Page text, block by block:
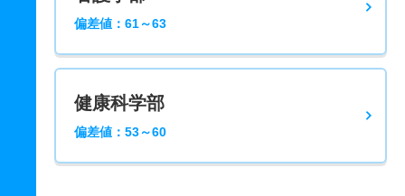
偏差値：61～63
健康科学部
偏差値：53～60